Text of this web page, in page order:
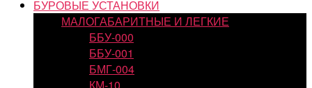
БУРОВЫЕ УСТАНОВКИ
МАЛОГАБАРИТНЫЕ И ЛЕГКИЕ
ББУ-000
ББУ-001
БМГ-004